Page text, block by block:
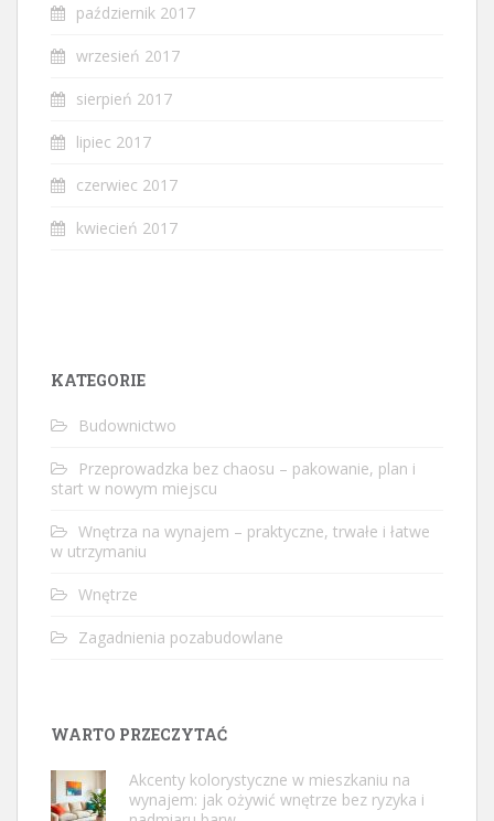
październik 2017
wrzesień 2017
sierpień 2017
lipiec 2017
czerwiec 2017
kwiecień 2017
KATEGORIE
Budownictwo
Przeprowadzka bez chaosu – pakowanie, plan i
start w nowym miejscu
Wnętrza na wynajem – praktyczne, trwałe i łatwe
w utrzymaniu
Wnętrze
Zagadnienia pozabudowlane
WARTO PRZECZYTAĆ
Akcenty kolorystyczne w mieszkaniu na
wynajem: jak ożywić wnętrze bez ryzyka i